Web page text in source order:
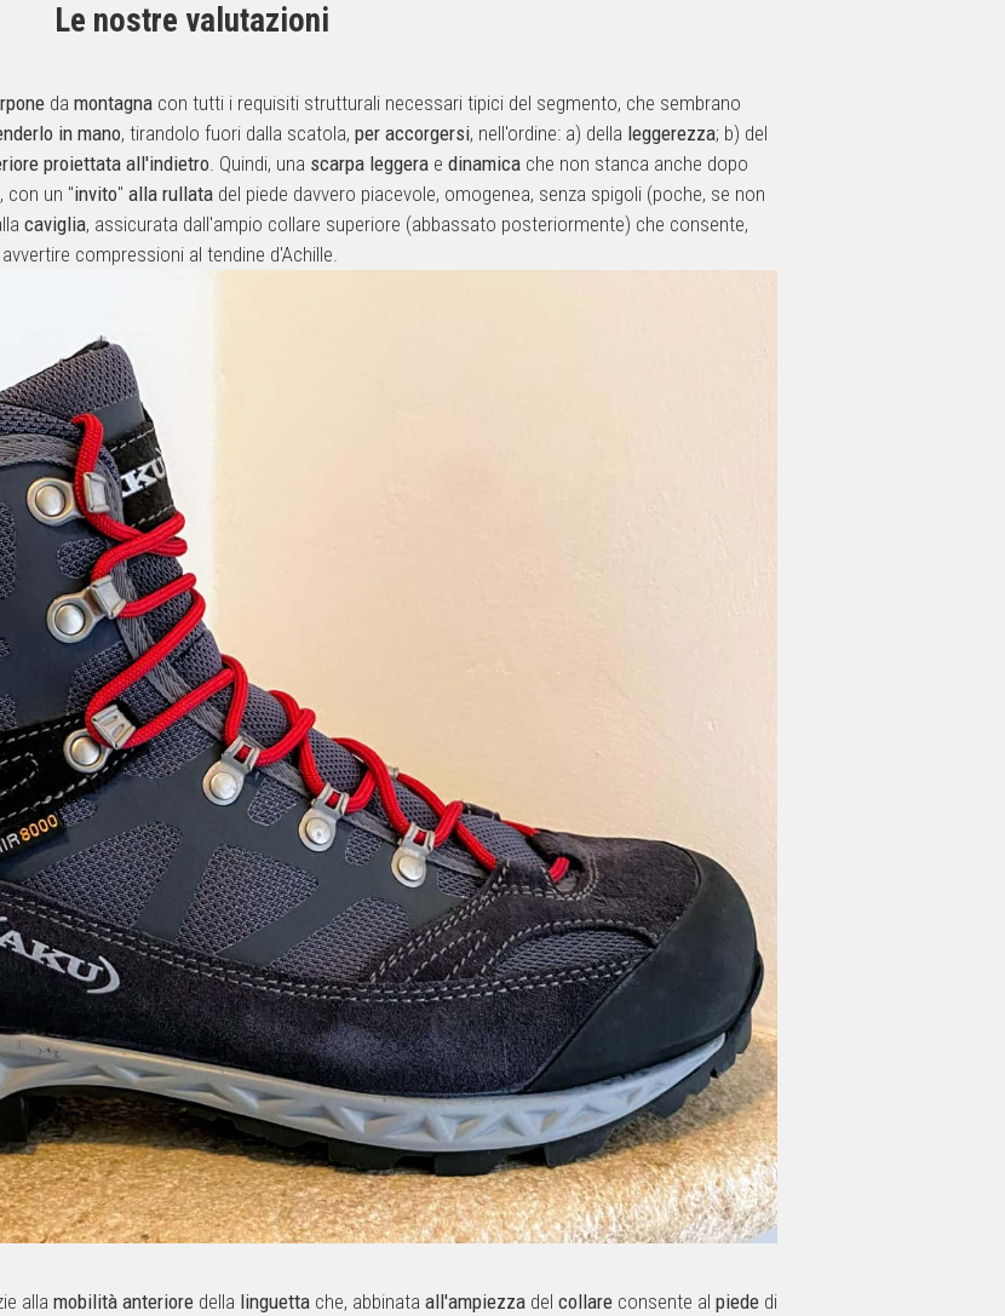
Le nostre valutazioni
da montagna con tutti i requisiti strutturali necessari tipici del segmento, che sembrano
in mano, tirandolo fuori dalla scatola, per accorgersi, nell'ordine: a) della leggerezza; b) del
proiettata all'indietro. Quindi, una scarpa leggera e dinamica che non stanca anche dopo
con un "invito" alla rullata del piede davvero piacevole, omogenea, senza spigoli (poche, se non
caviglia, assicurata dall'ampio collare superiore (abbassato posteriormente) che consente,
compressioni al tendine d'Achille.
alla mobilità anteriore della linguetta che, abbinata all'ampiezza del collare consente al piede di